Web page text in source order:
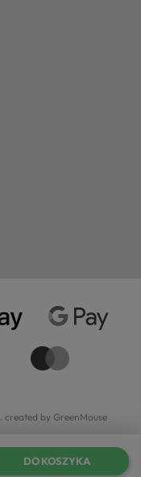
DO KOSZYKA
created by GreenMouse